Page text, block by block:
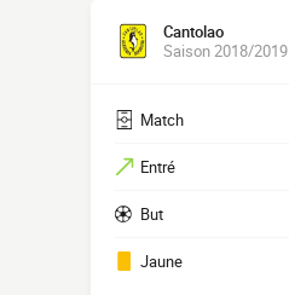
Cantolao
Saison 2018/2019
Match
Entré
But
Jaune